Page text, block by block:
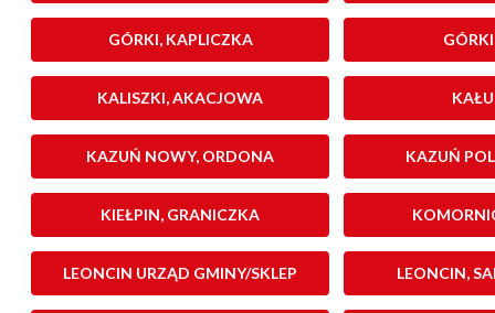
GÓRKI, KAPLICZKA
KALISZKI, AKACJOWA
KAZUŃ NOWY, ORDONA KAZUŃ
KIEŁPIN, GRANICZKA
LEONCIN URZĄD GMINY/SKLEP LEONCIN,